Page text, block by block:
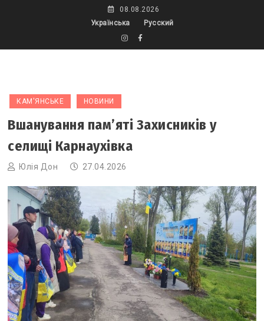
08.08.2026
Українська
Русский
КАМ'ЯНСЬКЕ НОВИНИ
Вшанування пам’яті Захисників у
селищі Карнаухівка
Юлія Дон 27.04.2026